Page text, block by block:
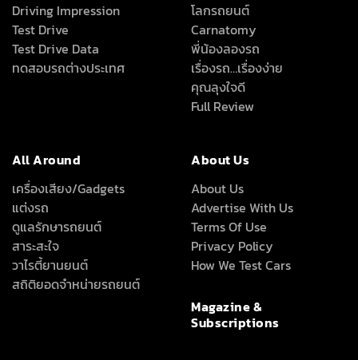
Driving Impression
Test Drive
Test Drive Data
ทดสอบรถต่างประเทศ
โลกรถยนต์
Carnatomy
พี่น้องลองรถ
เรื่องรถ…เรื่องง่าย
คุณลุงใจดี
Full Review
All Around
เครื่องเสียง/Gadgets
แต่งรถ
ดูแลรักษารถยนต์
สาระสะใจ
วาไรตี้ยานยนต์
สถิติยอดจำหน่ายรถยนต์
About Us
About Us
Advertise With Us
Terms Of Use
Privacy Policy
How We Test Cars
Magazine &
Subscriptions